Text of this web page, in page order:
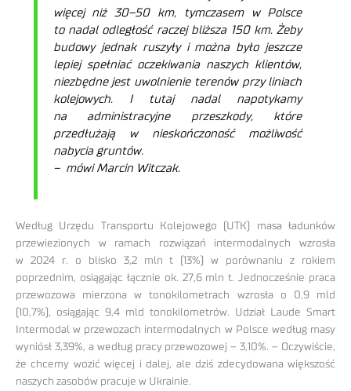
więcej niż 30–50 km, tymczasem w Polsce
to nadal odległość raczej bliższa 150 km. Żeby
budowy jednak ruszyły i można było jeszcze
lepiej spełniać oczekiwania naszych klientów,
niezbędne jest uwolnienie terenów przy liniach
kolejowych. I tutaj nadal napotykamy
na administracyjne przeszkody, które
przedłużają w nieskończoność możliwość
nabycia gruntów.
– mówi Marcin Witczak.
Według Urzędu Transportu Kolejowego (UTK) masa ładunków
przewiezionych w ramach rozwiązań intermodalnych wzrosła
w 2024 r. o blisko 3,2 mln t (13%) w porównaniu z rokiem
poprzednim, osiągając łącznie ok. 27,6 mln t. Jednocześnie praca
przewozowa mierzona w tonokilometrach wzrosła o 0,9 mld
(10,7%), osiągając 9,4 mld tonokilometrów. Udział Laude Smart
Intermodal w przewozach intermodalnych w Polsce według masy
wyniósł 3,39%, a według pracy przewozowej – 3,10%. – Oczywiście,
że chcemy wozić więcej i dalej, ale dziś zdecydowana większość
naszych zasobów pracuje w Ukrainie.